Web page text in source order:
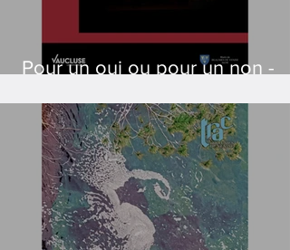
Pour un oui ou pour un non -